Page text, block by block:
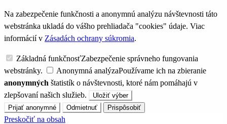
Na zabezpečenie funkčnosti a anonymnú analýzu návštevnosti táto
webstránka ukladá do vášho prehliadača "cookies" údaje. Viac
informácií v Zásadách ochrany súkromia.
Základná funkčnosťZabezpečenie správneho fungovania
webstránky.
Anonymná analýzaPoužívame ich na zbieranie
anonymných štatistík o návštevnosti, ktoré nám pomáhajú v
zlepšovaní našich služieb.
Uložiť výber
Prijať anonymné
Odmietnuť Prispôsobiť
Preskočiť na obsah